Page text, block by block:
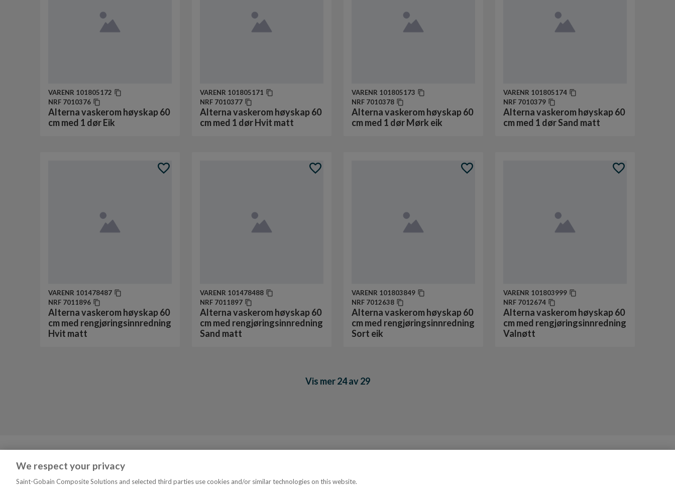
VARENR 101805172
NRF 7010376
Alterna vaskerom høyskap 60
cm med 1 dør Eik
VARENR 101805171
NRF 7010377
Alterna vaskerom høyskap 60
cm med 1 dør Hvit matt
VARENR 101805173
NRF 7010378
Alterna vaskerom høyskap 60
cm med 1 dør Mørk eik
VARENR 101805174
NRF 7010379
Alterna vaskerom høyskap 60
cm med 1 dør Sand matt
VARENR 101478487
NRF 7011896
Alterna vaskerom høyskap 60
cm med rengjøringsinnredning
Hvit matt
VARENR 101478488
NRF 7011897
Alterna vaskerom høyskap 60
cm med rengjøringsinnredning
Sand matt
VARENR 101803849
NRF 7012638
Alterna vaskerom høyskap 60
cm med rengjøringsinnredning
Sort eik
VARENR 101803999
NRF 7012674
Alterna vaskerom høyskap 60
cm med rengjøringsinnredning
Valnøtt
Vis mer 24 av 29
Tjenester
Finn Rørleggeren Din
VVS Fagmann
Om oss
We respect your privacy
Saint-Gobain Composite Solutions and selected third parties use cookies and/or similar technologies on this website.